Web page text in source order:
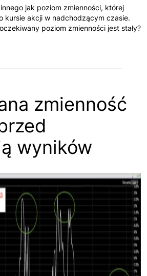
jak poziom zmienności, której
kursie akcji w nadchodzącym czasie.
poziom zmienności jest stały?
zmienność
wyników